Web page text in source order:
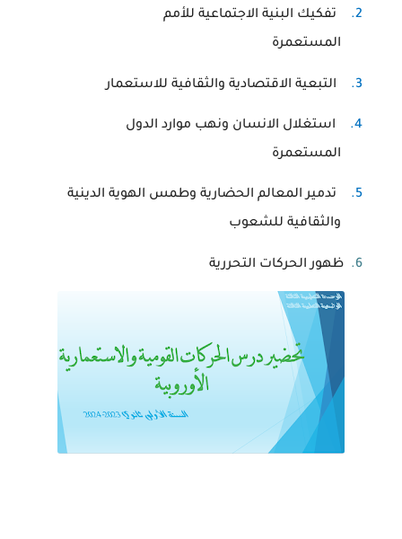
2.
تفكيك البنية الاجتماعية للأمم
المستعمرة
3. التبعية الاقتصادية والثقافية للاستعمار
4.
استغلال الانسان ونهب موارد الدول
المستعمرة
5.
تدمير المعالم الحضارية وطمس الهوية الدينية
والثقافية للشعوب
6. ظهور الحركات التحررية